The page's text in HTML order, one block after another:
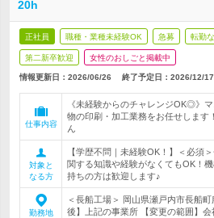
20h
正社員 職種・業種未経験OK 急募 転勤
第二新卒歓迎 女性のおしごと掲載中
情報更新日：2026/06/26 終了予定日： 2026/12/17
仕事内容
《未経験からのチャレンジOK◎》
物の印刷・加工業務をお任せしま
ん
対象と
なる方
【学歴不問｜未経験OK！】＜必
関する知識や経験がなくてもOK！
持ちの方は歓迎します♪
勤務地
＜長船工場＞ 岡山県瀬戸内市長船
後】上記の事業所 【変更の範囲】会